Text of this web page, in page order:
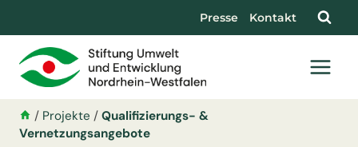
Presse Kontakt
/ Projekte / Qualifizierungs- &
Vernetzungsangebote